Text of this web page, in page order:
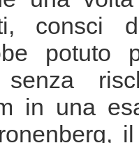
consci
potuto
senza
in una